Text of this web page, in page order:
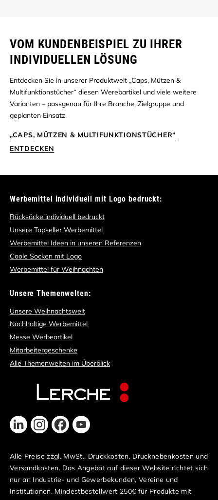
VOM KUNDENBEISPIEL ZU IHRER
INDIVIDUELLEN LÖSUNG
Entdecken Sie in unserer Produktwelt „Caps, Mützen &
Multifunktionstücher“ diesen Werebartikel und viele weitere
Varianten – passgenau für Ihre Branche, Zielgruppe und
geplanten Einsatz.
„CAPS, MÜTZEN & MULTIFUNKTIONSTÜCHER“
ENTDECKEN
Werbemittel individuell mit Logo bedruckt:
Rücksäcke individuell bedruckt
Unsere Topseller Werbemittel
Werbemittel Ideen in unseren Referenzen
Coole Socken mit Logo
Werbemittel für Weihnachten
Unsere Themenwelten:
Unsere Weihnachtswelt
Nachhaltige Werbemittel
Messe Werbeartikel
Mitarbeitergeschenke
Alle Themenwelten im Überblick
Alle Preise zzgl. MwSt., Druckkosten, Drucknebenkosten und
Versandkosten. Das Angebot auf dieser Website richtet sich
nur an Industrie- und Gewerbekunden, Vereine und
Institutionen. Mindestbestellwert 250€ für Produkte mit